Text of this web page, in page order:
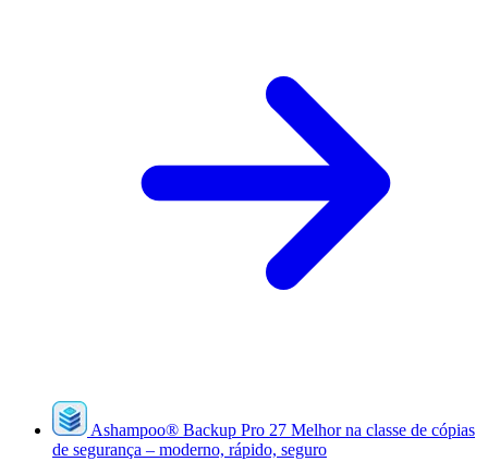
Ashampoo® Backup Pro 27 Melhor na classe de cópias
de segurança – moderno, rápido, seguro